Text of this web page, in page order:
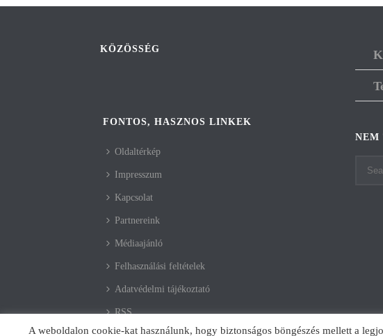
KÖZÖSSÉG
FONTOS, HASZNOS LINKEK
Oldaltérkép
Impresszum
Kapcsolat
Partnereink
Médiaajánló
Felhasználási feltételek
Adatvédelmi tájékoztató
RSS
NEM
A weboldalon cookie-kat használunk, hogy biztonságos böngészés mellett a